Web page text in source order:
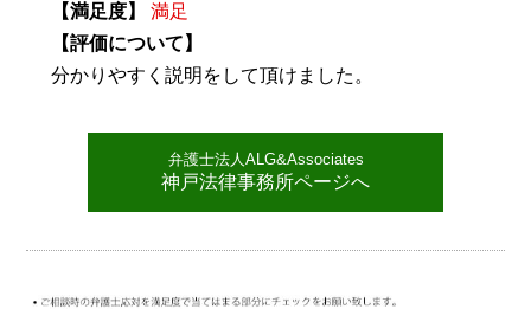
【満足度】
満足
【評価について】
分かりやすく説明をして頂けました。
弁護士法人ALG&Associates
神戸法律事務所ページへ